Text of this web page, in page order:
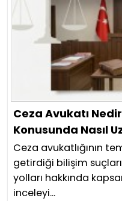
Ceza Avukatı
Konusunda Nasıl
Ceza avukatlığının
getirdiği bilişim
yolları hakkında
inceleyi...